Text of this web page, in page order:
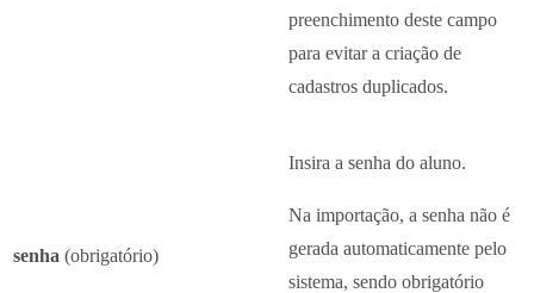
preenchimento deste campo
para evitar a criação de
cadastros duplicados.
senha (obrigatório)
Insira a senha do aluno.
Na importação, a senha não é
gerada automaticamente pelo
sistema, sendo obrigatório